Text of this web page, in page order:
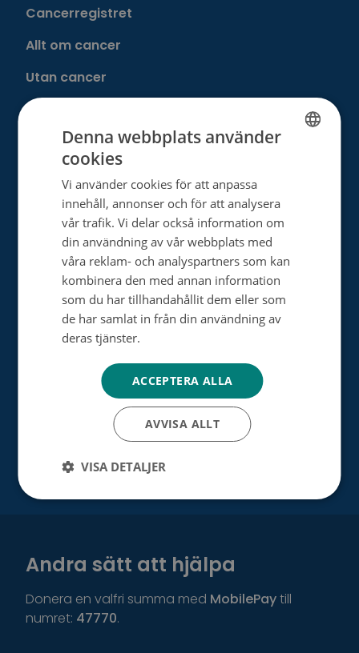
Cancerregistret
Allt om cancer
Utan cancer
Donera
Välj ditt eget sätt att hjälpa
Bli månadsdonator
Engångsdonation
Bemärkelsedagsinsamling
Minnesgåva
Minnesinsamling
Dagsverkesinsamling
Testamentsdonation
Bli vår samarbetspartner
Andra sätt att hjälpa
Donera en valfri summa med MobilePaytill
numret: 47770.
Denna webbplats använder
cookies
Vi använder cookies för att anpassa
innehåll, annonser och för att analysera
vår trafik. Vi delar också information om
din användning av vår webbplats med
våra reklam- och analyspartners som kan
kombinera den med annan information
som du har tillhandahållit dem eller som
de har samlat in från din användning av
deras tjänster.
ACCEPTERA ALLA
AVVISA ALLT
VISA DETALJER